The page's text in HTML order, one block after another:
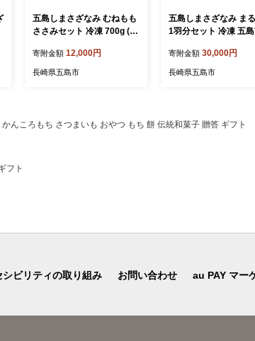
五島しまさざなみ むねもも
ささみセット 冷凍 700g (も
g、ささみ約100g) 五島市/
合同会社五島さざなみ農園
寄附金額 12,000円
長崎県五島市
五島しまさざなみ ま
1羽分セット 冷凍 五
HH001]
寄附金額 30,000円
長崎県五島市
んころもち さつまいも おやつ もち 餅 伝統和菓子 贈答 ギフト
フト
シビリティの取り組み お問い合わせ au PAY マー